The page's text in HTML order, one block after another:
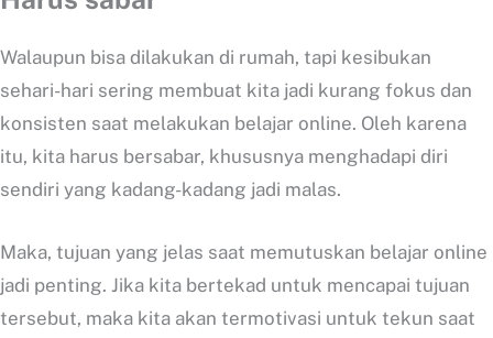
Walaupun bisa dilakukan di rumah, tapi kesibukan
sehari-hari sering membuat kita jadi kurang fokus dan
konsisten saat melakukan belajar online. Oleh karena
itu, kita harus bersabar, khususnya menghadapi diri
sendiri yang kadang-kadang jadi malas.
Maka, tujuan yang jelas saat memutuskan belajar online
jadi penting. Jika kita bertekad untuk mencapai tujuan
tersebut, maka kita akan termotivasi untuk tekun saat